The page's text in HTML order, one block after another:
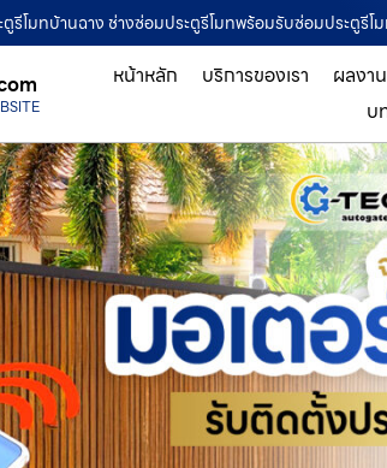
ตูรีโมทบ้านฉาง ช่างซ่อมประตูรีโมทพร้อมรับซ่อมประตูรี
หน้าหลัก บริการของเรา ผลงา
บ